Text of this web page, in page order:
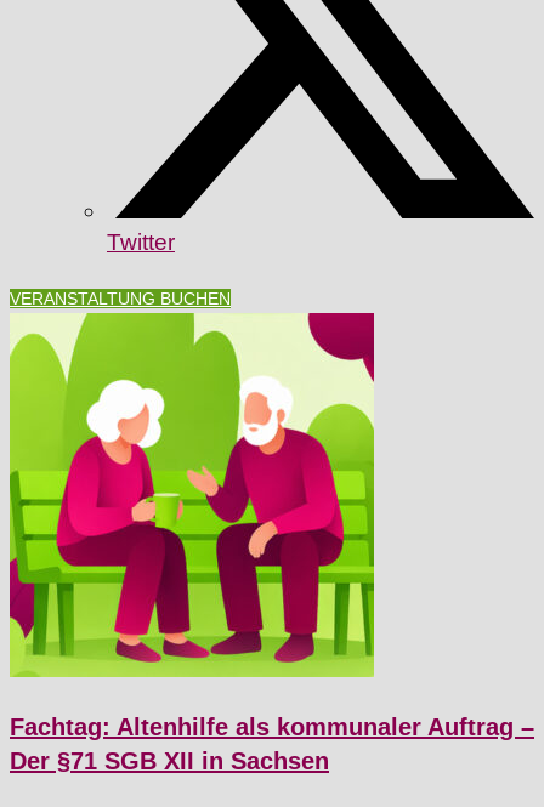
Twitter
VERANSTALTUNG BUCHEN
Fachtag: Altenhilfe als kommunaler Auftrag –
Der §71 SGB XII in Sachsen